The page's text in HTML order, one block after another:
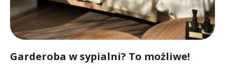
Garderoba w sypialni? To możliwe!